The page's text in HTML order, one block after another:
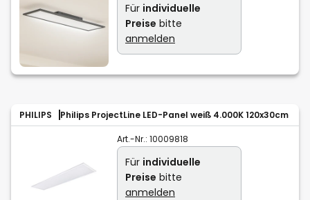
Für individuelle
Preise bitte
anmelden
PHILIPS Philips ProjectLine LED-Panel weiß 4.000K 120x30cm
Art.-Nr.: 10009818
Für individuelle
Preise bitte
anmelden